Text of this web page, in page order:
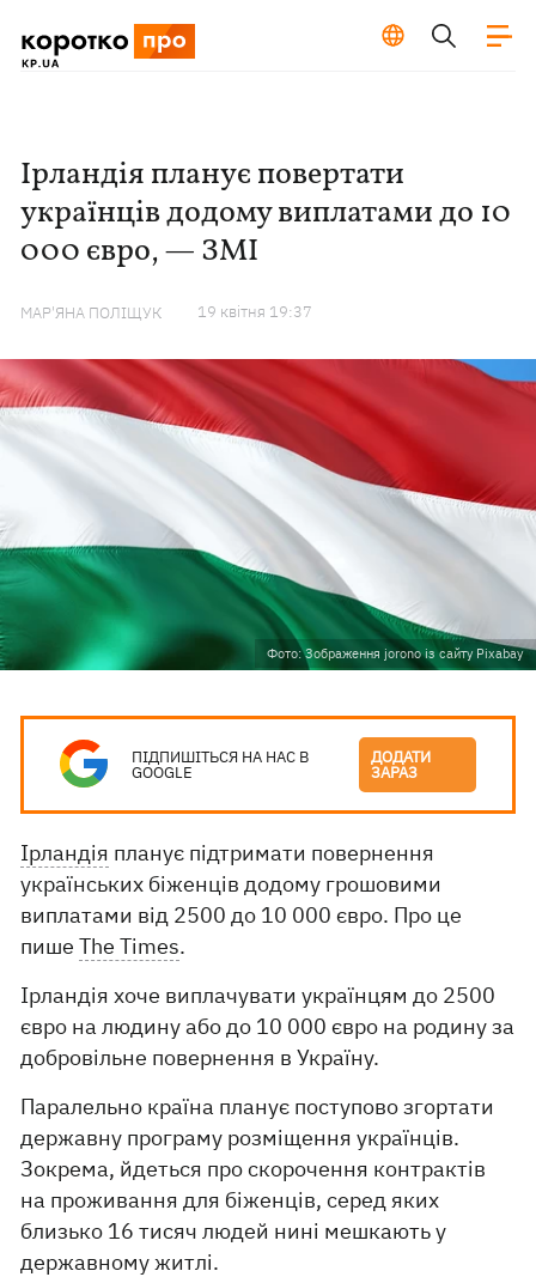
Ірландія планує повертати
українців додому виплатами до 10
000 євро, — ЗМІ
МАР'ЯНА ПОЛІЩУК 19 квiтня 19:37
Фото: Зображення jorono із сайту Pixabay
ПІДПИШІТЬСЯ НА НАС В
GOOGLE
ДОДАТИ
ЗАРАЗ
Ірландія планує підтримати повернення
українських біженців додому грошовими
виплатами від 2500 до 10 000 євро. Про це
пишеThe Times.
Ірландія хоче виплачувати українцям до 2500
євро на людину або до 10 000 євро на родину за
добровільне повернення в Україну.
Паралельно країна планує поступово згортати
державну програму розміщення українців.
Зокрема, йдеться про скорочення контрактів
на проживання для біженців, серед яких
близько 16 тисяч людей нині мешкають у
державному житлі.